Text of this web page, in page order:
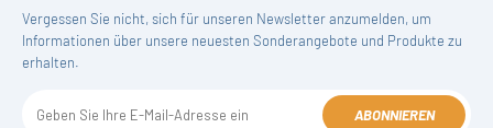
Vergessen Sie nicht, sich für unseren Newsletter anzumelden, um
Informationen über unsere neuesten Sonderangebote und Produkte zu
erhalten.
ABONNIEREN